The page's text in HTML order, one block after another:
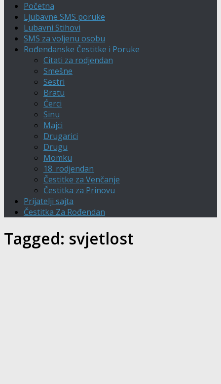
Početna
Ljubavne SMS poruke
Lubavni Stihovi
SMS za voljenu osobu
Rođendanske Čestitke i Poruke
Citati za rodjendan
Smešne
Sestri
Bratu
Ćerci
Sinu
Majci
Drugarici
Drugu
Momku
18. rodjendan
Čestitke za Venčanje
Čestitka za Prinovu
Prijatelji sajta
Čestitka Za Rođendan
Tagged: svjetlost